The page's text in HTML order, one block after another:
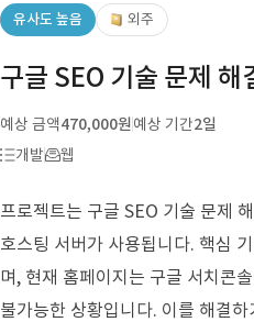
유사도 높음 외주
구글 SEO 기술 문제 해
예상 금액470,000원예상 기간2일
개발
웹
프로젝트는 구글 SEO 기술 문제
호스팅 서버가 사용됩니다. 핵심
며, 현재 홈페이지는 구글 서치콘
불가능한 상황입니다. 이를 해결